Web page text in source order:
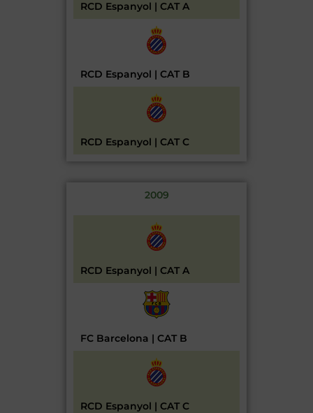
RCD Espanyol | CAT A
RCD Espanyol | CAT B
RCD Espanyol | CAT C
2009
RCD Espanyol | CAT A
FC Barcelona | CAT B
RCD Espanyol | CAT C